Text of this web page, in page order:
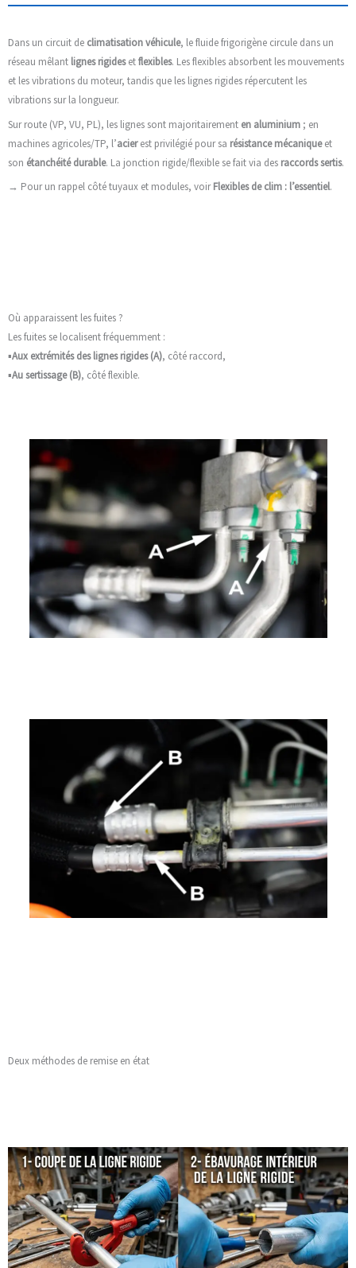
Dans un circuit de climatisation véhicule, le fluide frigorigène circule dans un
réseau mêlant lignes rigidesetflexibles. Les flexibles absorbent les mouvements
et les vibrations du moteur, tandis que les lignes rigides répercutent les
vibrations sur la longueur.
Sur route (VP, VU, PL), les lignes sont majoritairement en aluminium ; en
machines agricoles/TP, l’acierest privilégié pour sa résistance mécaniqueet
son étanchéité durable. La jonction rigide/flexible se fait via des raccords sertis.
→ Pour un rappel côté tuyaux et modules, voirFlexibles de clim : l’essentiel.
Où apparaissent les fuites ?
Les fuites se localisent fréquemment :
▪️Aux extrémités des lignes rigides (A), côté raccord,
▪️Au sertissage (B), côté flexible.
Deux méthodes de remise en état